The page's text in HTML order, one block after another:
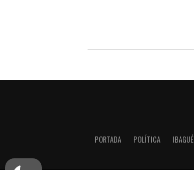
PORTADA POLÍTICA IBAGUÉ